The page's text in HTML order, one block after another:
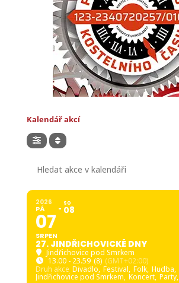
Kalendář akcí
2026
PÁ
07
SRPEN
SO
08
27. JINDŘICHOVICKÉ DNY
Jindřichovice pod Smrkem
13.00 - 23.59 (8) (GMT+02:00)
Druh akce Divadlo, Festival, Folk, Hudba,
Jindřichovice pod Smrkem, Koncert, Party,